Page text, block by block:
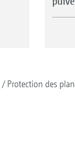
Protection des